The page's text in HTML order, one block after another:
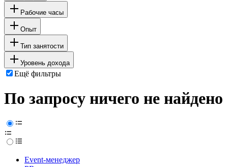
Рабочие часы
Опыт
Тип занятости
Уровень дохода
Ещё фильтры
По запросу ничего не найдено
Event-менеджер